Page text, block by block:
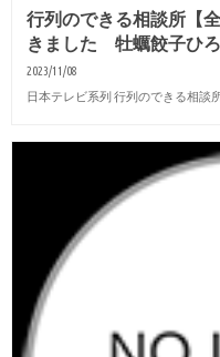
行列のできる相談所【
きました 牡蠣餃子ひ
2023/11/08
日本テレビ系列 行列のできる相談